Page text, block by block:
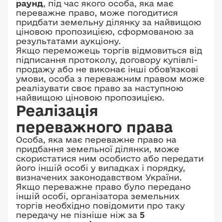
раунд, під час якого особа, яка має
переважне право, може погодитися
придбати земельну ділянку за найвищою
ціновою пропозицією, сформованою за
результатами аукціону.
Якщо переможець торгів відмовиться від
підписання протоколу, договору купівлі-
продажу або не виконає інші обов'язкові
умови, особа з переважним правом може
реалізувати своє право за наступною
найвищою ціновою пропозицією.
Реалізація
переважного права
Особа, яка має переважне право на
придбання земельної ділянки, може
скористатися ним особисто або передати
його іншій особі у випадках і порядку,
визначених законодавством України.
Якщо переважне право було передано
іншій особі, організатора земельних
торгів необхідно повідомити про таку
передачу не пізніше ніж за 5